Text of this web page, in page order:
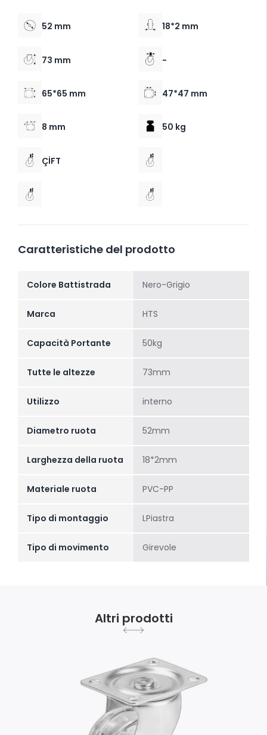
52 mm 18*2 mm
73 mm -
65*65 mm 47*47 mm
8 mm 50 kg
ÇİFT
Caratteristiche del prodotto
Colore Battistrada Nero-Grigio
Marca HTS
Capacità Portante 50kg
Tutte le altezze 73mm
Utilizzo interno
Diametro ruota 52mm
Larghezza della ruota 18*2mm
Materiale ruota PVC-PP
Tipo di montaggio LPiastra
Tipo di movimento Girevole
Altri prodotti